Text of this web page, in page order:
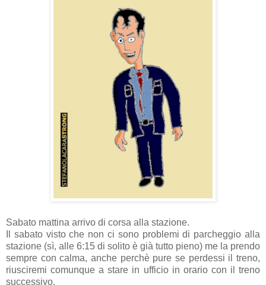
Sabato mattina arrivo di corsa alla stazione.
Il sabato visto che non ci sono problemi di parcheggio alla
stazione (sì, alle 6:15 di solito è già tutto pieno) me la prendo
sempre con calma, anche perchè pure se perdessi il treno,
riusciremi comunque a stare in ufficio in orario con il treno
successivo.